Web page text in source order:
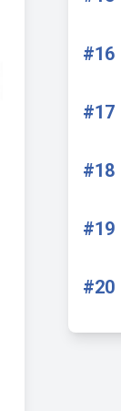
#16
#17
#18
#19
#20